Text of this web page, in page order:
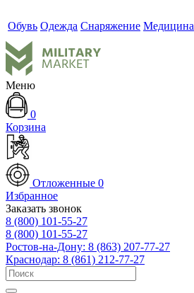
Обувь Одежда Снаряжение Медицина
Меню
0
Корзина
Отложенные 0
Избранное
Заказать звонок
8 (800) 101-55-27
8 (800) 101-55-27
Ростов-на-Дону: 8 (863) 207-77-27
Краснодар: 8 (861) 212-77-27